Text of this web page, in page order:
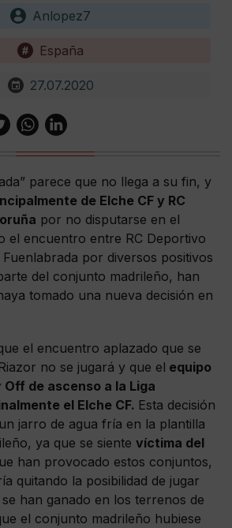
Anlopez7
España
27.07.2020
parece que no llega a su fin, y
de Elche CF y RC
por no disputarse en el
el encuentro entre RC Deportivo
por diversos positivos
del conjunto madrileño, han
tomado una nueva decisión en
el encuentro aplazado que se
no se jugará y que el equipo
Off de ascenso a la Liga
el Elche CF. Esta decisión
jarro de agua fría en la plantilla
ya que se siente víctima del
han provocado estos conjuntos,
quitando la posibilidad de jugar
han ganado en los terrenos de
el conjunto madrileño hubiese